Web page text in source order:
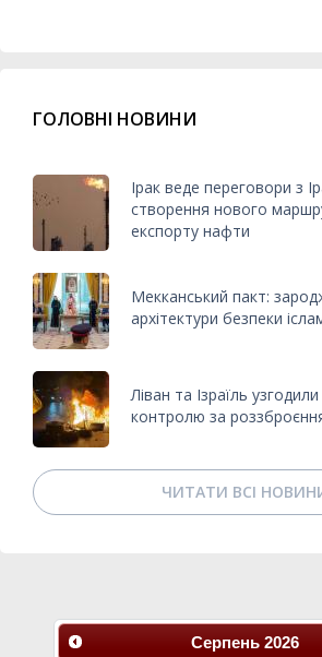
ГОЛОВНІ НОВИНИ
Ірак веде переговори з
створення нового
експорту нафти
Мекканський пакт:
архітектури безпеки
Ліван та Ізраїль
контролю за
ЧИТАТИ ВСІ
Серпень 2026